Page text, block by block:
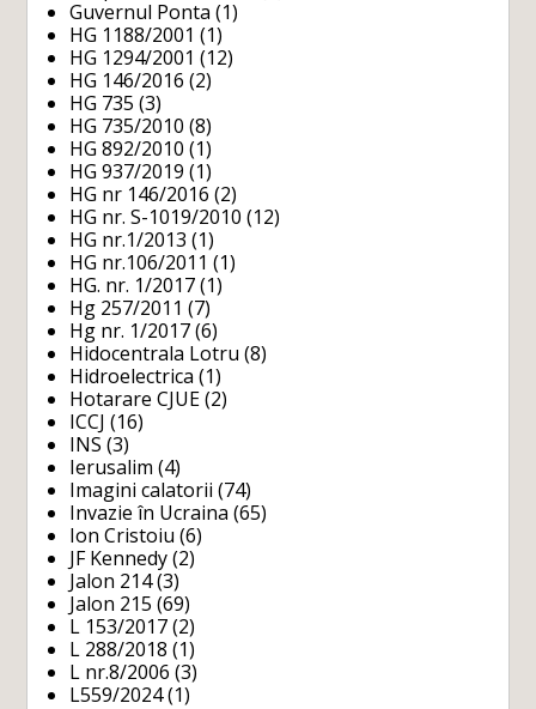
Guvernul Ponta (1)
HG 1188/2001 (1)
HG 1294/2001 (12)
HG 146/2016 (2)
HG 735 (3)
HG 735/2010 (8)
HG 892/2010 (1)
HG 937/2019 (1)
HG nr 146/2016 (2)
HG nr. S-1019/2010 (12)
HG nr.1/2013 (1)
HG nr.106/2011 (1)
HG. nr. 1/2017 (1)
Hg 257/2011 (7)
Hg nr. 1/2017 (6)
Hidocentrala Lotru (8)
Hidroelectrica (1)
Hotarare CJUE (2)
ICCJ (16)
INS (3)
Ierusalim (4)
Imagini calatorii (74)
Invazie în Ucraina (65)
Ion Cristoiu (6)
JF Kennedy (2)
Jalon 214(3)
Jalon 215 (69)
L 153/2017 (2)
L 288/2018 (1)
L nr.8/2006 (3)
L559/2024(1)